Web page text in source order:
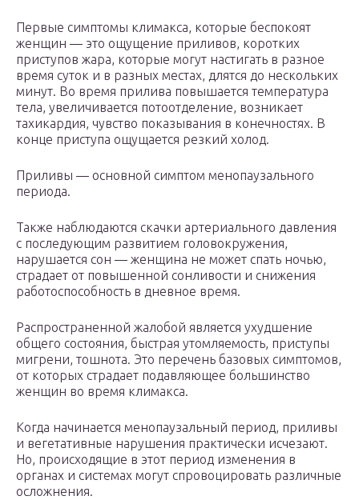
Первые симптомы климакса, которые беспокоят
женщин — это ощущение приливов, коротких
приступов жара, которые могут настигать в разное
время суток и в разных местах, длятся до нескольких
минут. Во время прилива повышается температура
тела, увеличивается потоотделение, возникает
тахикардия, чувство показывания в конечностях. В
конце приступа ощущается резкий холод.
Приливы — основной симптом менопаузального
периода.
Также наблюдаются скачки артериального давления
с последующим развитием головокружения,
нарушается сон — женщина не может спать ночью,
страдает от повышенной сонливости и снижения
работоспособность в дневное время.
Распространенной жалобой является ухудшение
общего состояния, быстрая утомляемость, приступы
мигрени, тошнота. Это перечень базовых симптомов,
от которых страдает подавляющее большинство
женщин во время климакса.
Когда начинается менопаузальный период, приливы
и вегетативные нарушения практически исчезают.
Но, происходящие в этот период изменения в
органах и системах могут спровоцировать различные
осложнения.